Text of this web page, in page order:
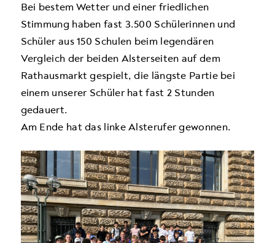
Bei bestem Wetter und einer friedlichen
Stimmung haben fast 3.500 Schülerinnen und
Schüler aus 150 Schulen beim legendären
Vergleich der beiden Alsterseiten auf dem
Rathausmarkt gespielt, die längste Partie bei
einem unserer Schüler hat fast 2 Stunden
gedauert.
Am Ende hat das linke Alsterufer gewonnen.